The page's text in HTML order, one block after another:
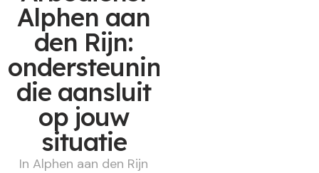
Alphen aan
den Rijn:
ondersteuning
die aansluit
op jouw
situatie
In Alphen aan den Rijn